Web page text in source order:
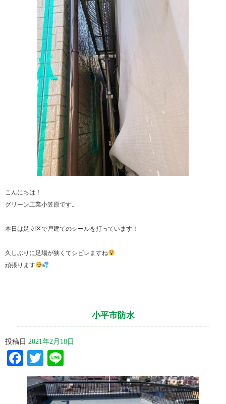
こんにちは！
グリーン工業小笠原です。
本日は足立区で戸建てのシールを打っています！
久しぶりに足場が狭くてシビレますね
頑張ります
小平市防水
投稿日 2021年2月18日
Facebook
Twitter